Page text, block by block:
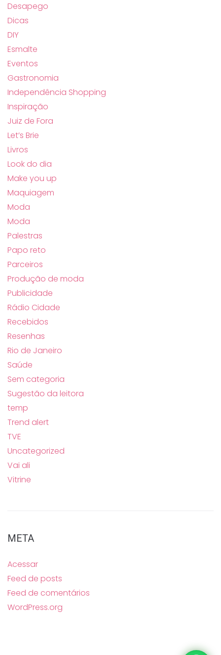
Desapego
Dicas
DIY
Esmalte
Eventos
Gastronomia
Independência Shopping
Inspiração
Juiz de Fora
Let’s Brie
Livros
Look do dia
Make you up
Maquiagem
Moda
Moda
Palestras
Papo reto
Parceiros
Produção de moda
Publicidade
Rádio Cidade
Recebidos
Resenhas
Rio de Janeiro
Saúde
Sem categoria
Sugestão da leitora
temp
Trend alert
TVE
Uncategorized
Vai ali
Vitrine
META
Acessar
Feed de posts
Feed de comentários
WordPress.org